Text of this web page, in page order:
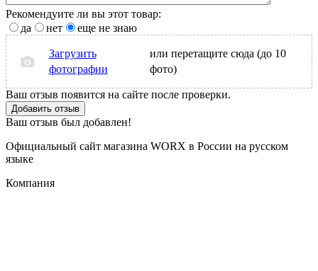
Рекомендуите ли вы этот товар:
да
нет еще не знаю
Загрузить
фотографии
или перетащите сюда (до 10
фото)
Ваш отзыв появится на сайте после проверки.
Добавить отзыв
Ваш отзыв был добавлен!
Официальный сайт магазина WORX в России на русском
языке
Компания